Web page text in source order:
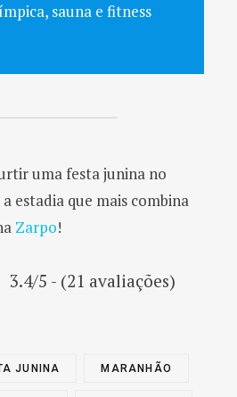
sauna e fitness
uma festa junina no
estadia que mais combina
Zarpo!
3.4/5 - (21 avaliações)
JUNINA MARANHÃO